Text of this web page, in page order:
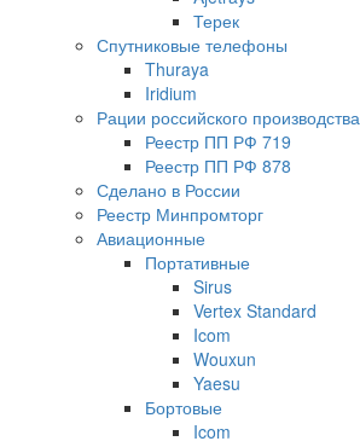
Терек
Спутниковые телефоны
Thuraya
Iridium
Рации российского производства
Реестр ПП РФ 719
Реестр ПП РФ 878
Сделано в России
Реестр Минпромторг
Авиационные
Портативные
Sirus
Vertex Standard
Icom
Wouxun
Yaesu
Бортовые
Icom